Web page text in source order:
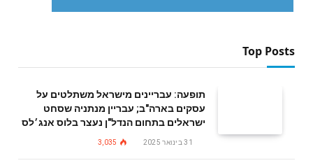
Top Posts
תופעה: עבריינים מישראל משתלטים על
עסקים בארה"ב; עבריין מנתניה שסחט
ישראלים בתחום הנדל"ן נעצר בלוס אנג׳לס
31 בינואר 2025 3,035